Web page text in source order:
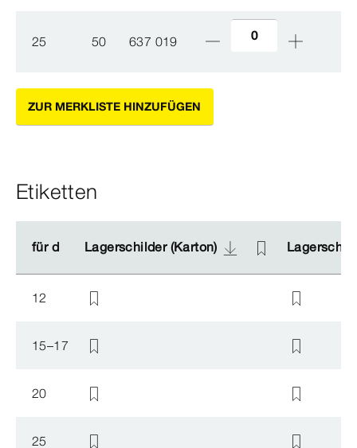
25 50 637 019
ZUR MERKLISTE HINZUFÜGEN
Etiketten
für d Lagerschilder (Karton)
für d Lagerschilder (Karton)
12
15–17
20
25